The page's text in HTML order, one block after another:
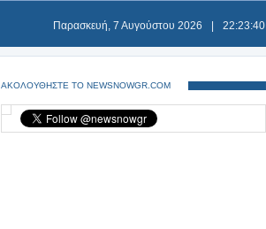
Παρασκευή, 7 Αυγούστου 2026 22:23:40
ΑΚΟΛΟΥΘΗΣΤΕ ΤΟ NEWSNOWGR.COM